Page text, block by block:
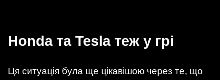
Honda та Tesla теж у грі
Ця ситуація була ще цікавішою через те, що